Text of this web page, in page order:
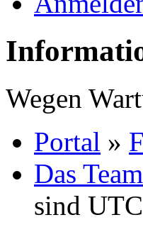
Wegen
Portal »
Das Team
sind